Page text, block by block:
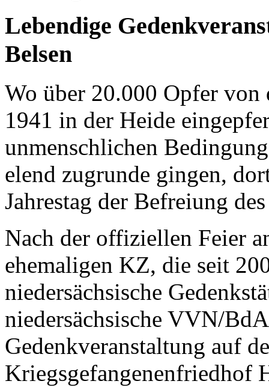
Lebendige
Belsen
Wo über 20.000 Opfer von
1941 in der Heide
unmenschlichen
elend zugrunde gingen,
Jahrestag der Befreiung
Nach der offiziellen Feier
ehemaligen KZ, die seit
niedersächsische
niedersächsische VVN/
Gedenkveranstaltung auf
Kriegsgefangenenfriedhof